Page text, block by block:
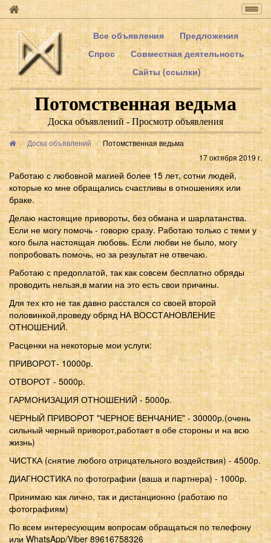
Все объявления
Предложения
Спрос
Совместная деятельность
Сайты (ссылки)
Потомственная ведьма
Доска объявлений - Просмотр объявления
Доска объявлений
Потомственная ведьма
17 октября 2019 г.
Работаю с любовной магией более 15 лет, сотни людей,
которые ко мне обращались счастливы в отношениях или
браке.
Делаю настоящие привороты, без обмана и шарлатанства.
Если не могу помочь - говорю сразу. Работаю только с теми у
кого была настоящая любовь. Если любви не было, могу
попробовать помочь, но за результат не отвечаю.
Работаю с предоплатой, так как совсем бесплатно обряды
проводить нельзя,в магии на это есть свои причины.
Для тех кто не так давно расстался со своей второй
половинкой,проведу обряд НА ВОССТАНОВЛЕНИЕ
ОТНОШЕНИЙ.
Расценки на некоторые мои услуги:
ПРИВОРОТ- 10000р.
ОТВОРОТ - 5000р.
ГАРМОНИЗАЦИЯ ОТНОШЕНИЙ - 5000р.
ЧЕРНЫЙ ПРИВОРОТ "ЧЕРНОЕ ВЕНЧАНИЕ" - 30000р.(очень
сильный черный приворот,работает в обе стороны и на всю
жизнь)
ЧИСТКА (снятие любого отрицательного воздействия) - 4500р.
ДИАГНОСТИКА по фотографии (ваша и партнера) - 1000р.
Принимаю как лично, так и дистанционно (работаю по
фотографиям)
По всем интересующим вопросам обращаться по телефону
или WhatsApp/Viber 89616758326